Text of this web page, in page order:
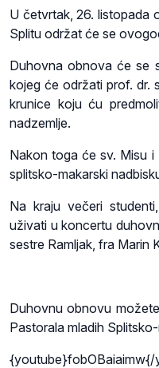
U četvrtak, 26. listopada
Splitu održat će se
Duhovna obnova će se
kojeg će održati prof. dr.
krunice koju ću
nadzemlje.
Nakon toga će sv. Misu
splitsko-makarski
Na kraju večeri
uživati u koncertu
sestre Ramljak, fra Marin
Duhovnu obnovu
Pastorala mladih